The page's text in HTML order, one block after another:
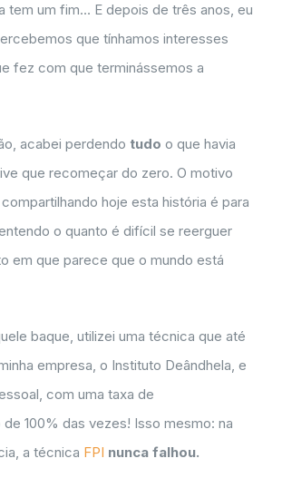
tem um fim… E depois de três anos, eu
que tínhamos interesses
fez com que terminássemos a
acabei perdendo tudo o que havia
que recomeçar do zero. O motivo
hoje esta história é para
o quanto é difícil se reerguer
em que parece que o mundo está
baque, utilizei uma técnica que até
empresa, o Instituto Deândhela, e
com uma taxa de
100% das vezes! Isso mesmo: na
a técnica FPI nunca falhou.